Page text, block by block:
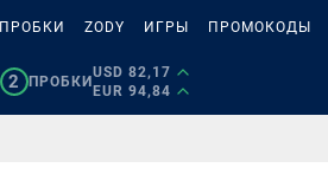
ПРОБКИ ZODY ИГРЫ ПРОМОКОДЫ
2 ПРОБКИ
USD 82,17
EUR 94,84